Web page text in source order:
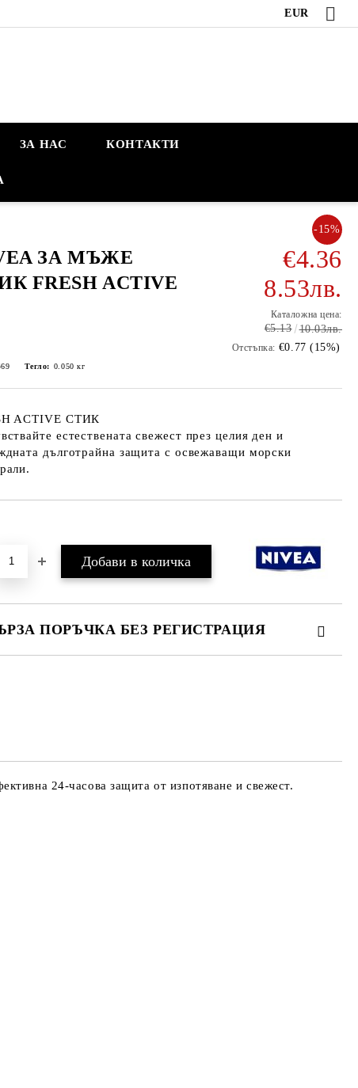
EUR
ЗА НАС КОНТАКТИ
ЗА МЪЖЕ
FRESH ACTIVE
-15%
€4.36
8.53лв.
Каталожна цена:
€5.13 10.03лв.
Отстъпка: €0.77 (15%)
Тегло: 0.050 кг
ACTIVE СТИК
естествената свежест през целия ден и
дълготрайна защита с освежаващи морски
ПОРЪЧКА БЕЗ РЕГИСТРАЦИЯ
24-часова защита от изпотяване и свежест.